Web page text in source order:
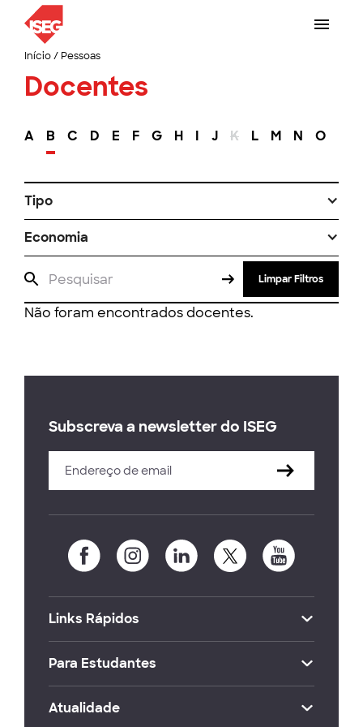
Início/ Pessoas
Docentes
A B C D E F G H I J K L M N O
Tipo
Economia
Limpar Filtros
Não foram encontrados docentes.
Subscreva a newsletter do ISEG
Links Rápidos
Para Estudantes
Atualidade